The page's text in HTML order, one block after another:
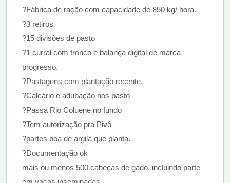
?Fábrica de ração com capacidade de 850 kg/ hora.
?3 retiros
?15 divisões de pasto
?1 curral com tronco e balança digital de marca
progresso.
?Pastagens com plantação recente.
?Calcário e adubação nos pasto
?Passa Rio Coluene no fundo
?Tem autorização pra Pivô
?partes boa de argila que planta.
?Documentação ok
mais ou menos 500 cabeças de gado, incluindo parte